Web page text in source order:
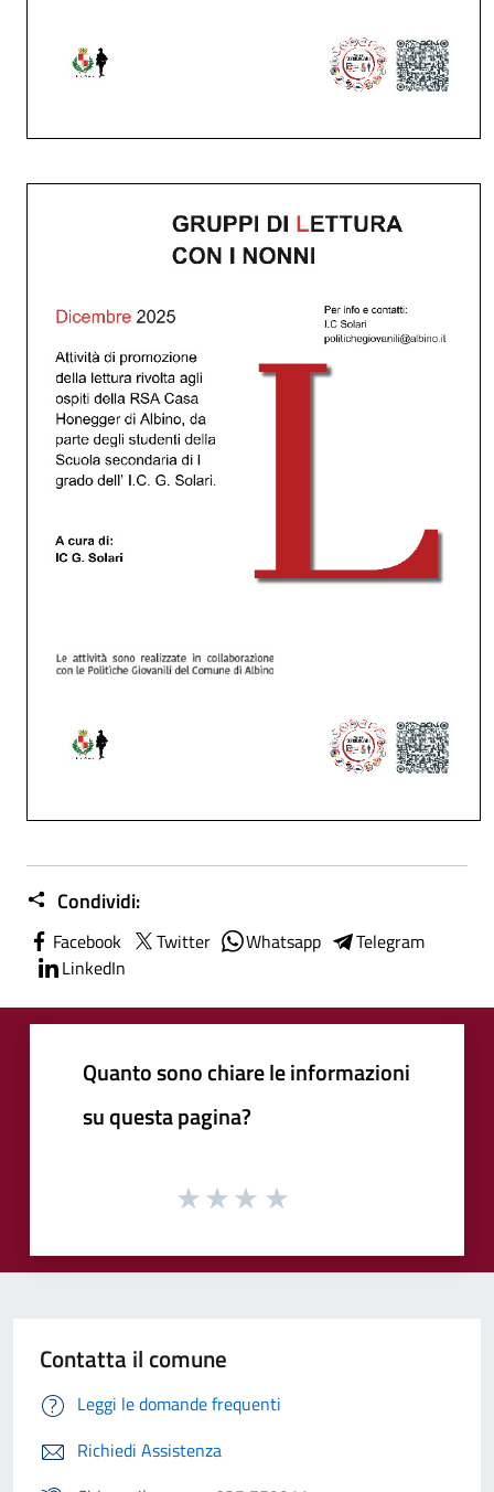
Condividi:
Facebook Twitter Whatsapp
Telegram
LinkedIn
Quanto sono chiare le informazioni
su questa pagina?
Contatta il comune
Leggi le domande frequenti
Richiedi Assistenza